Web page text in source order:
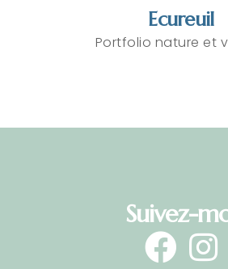
Ecureuil
Portfolio nature et
Suivez-